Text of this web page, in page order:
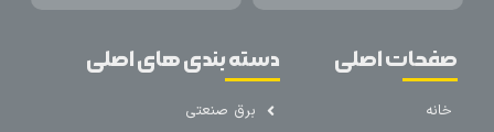
صفحات اصلی
خانه
دسته بندی های اصلی
برق صنعتی